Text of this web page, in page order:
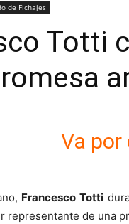
de Fichajes
Totti
Va
Francesco Totti
representante de una